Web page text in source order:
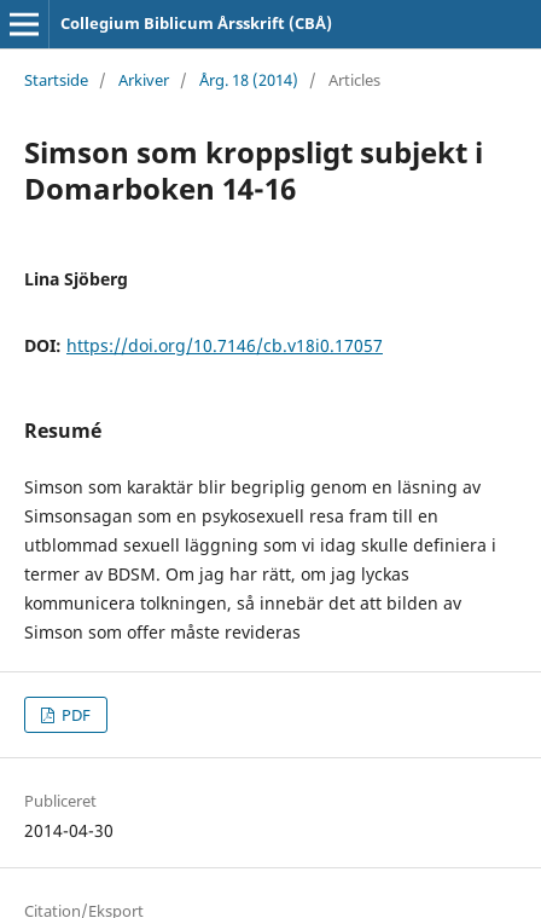
Collegium Biblicum Årsskrift (CBÅ)
Startside / Arkiver / Årg. 18 (2014) / Articles
Simson som kroppsligt subjekt i
Domarboken 14-16
Lina Sjöberg
DOI: https://doi.org/10.7146/cb.v18i0.17057
Resumé
Simson som karaktär blir begriplig genom en läsning av
Simsonsagan som en psykosexuell resa fram till en
utblommad sexuell läggning som vi idag skulle definiera i
termer av BDSM. Om jag har rätt, om jag lyckas
kommunicera tolkningen, så innebär det att bilden av
Simson som offer måste revideras
PDF
Publiceret
2014-04-30
Citation/Eksport